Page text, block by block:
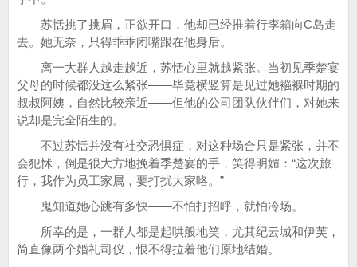
苏恬挑了挑眉，正欲开口，他却已经推着行李箱向C岛走
去。她无奈，只得乖乖闭嘴跟在他身后。
离一大群人越走越近，苏恬心里就越紧张。当初见季楚宴
父母的时候都没这么紧张——毕竟横竖算是见过她襁褓时期的
叔叔阿姨，自然比较亲近——但他的公司团队伙伴们，对她来
说却是完全陌生的。
不过苏恬并没有社交恐惧症，对这种场合只是紧张，并不
会犯怵，倒是很大方地挽着季楚宴的手，笑得明媚：“这次旅
行，我作为员工家属，要打扰大家咯。”
鬼知道她心跳有多快——不怕打招呼，就怕冷场。
所幸的是，一群人都是起哄般地笑，尤其纪云城和伊芙，
简直像两个婚礼司仪，恨不得拉着他们原地结婚。